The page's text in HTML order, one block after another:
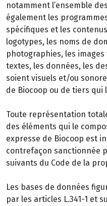
notamment l’ensemble
également les
spécifiques et les
logotypes, les noms de
photographies, les images
textes, les données, les
soient visuels et/ou
de Biocoop ou de tiers qui
Toute représentation
des éléments qui le
expresse de Biocoop est
contrefaçon sanctionnée
suivants du Code de la
Les bases de données
par les articles L.341-1 et